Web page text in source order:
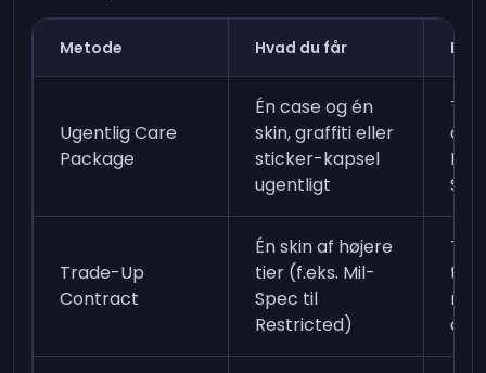
Metode Hvad du får Krav
Ugentlig Care
Package
Én case og én
skin, graffiti eller
sticker-kapsel
ugentligt
at
Trade-Up
Contract
Én skin af højere
tier (f.eks. Mil-
Spec til
Restricted)
Ti
tier